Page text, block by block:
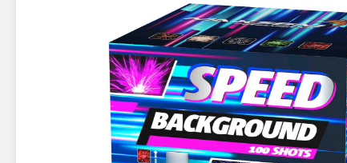
Новинки 2025/26
Фейерверки на свадьбу
Фейерверк-шоу
Батареи салютов
Цветной дым